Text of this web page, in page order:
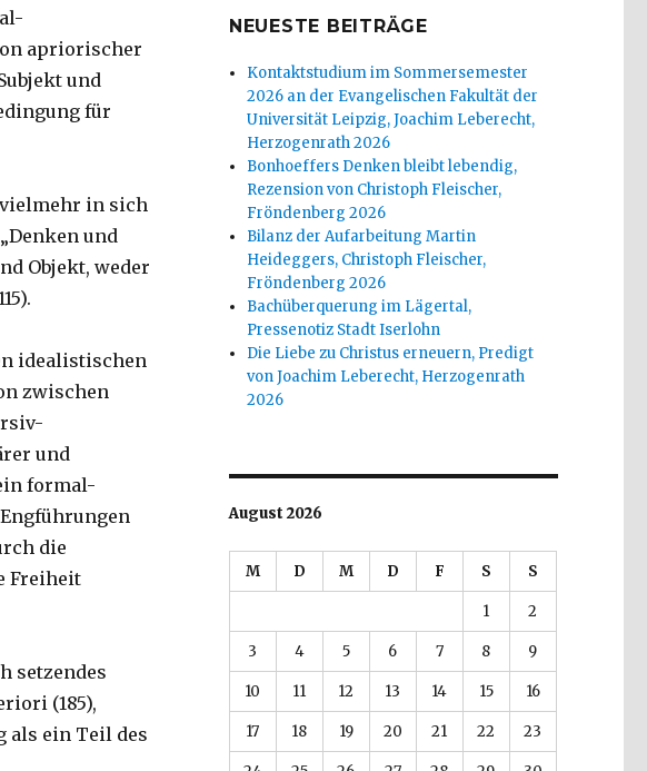
apriorischer
und
für
vielmehr in sich
und
Objekt, weder
idealistischen
zwischen
und
formal-
die
Freiheit
setzendes
(185),
als ein Teil des
NEUESTE BEITRÄGE
Kontaktstudium im Sommersemester
2026 an der Evangelischen Fakultät der
Universität Leipzig, Joachim Leberecht,
Herzogenrath 2026
Bonhoeffers Denken bleibt lebendig,
Rezension von Christoph Fleischer,
Fröndenberg 2026
Bilanz der Aufarbeitung Martin
Heideggers, Christoph Fleischer,
Fröndenberg 2026
Bachüberquerung im Lägertal,
Pressenotiz Stadt Iserlohn
Die Liebe zu Christus erneuern, Predigt
von Joachim Leberecht, Herzogenrath
2026
August 2026
M D M D F S S
1 2
3 4 5 6 7 8 9
10 11 12 13 14 15 16
17 18 19 20 21 22 23